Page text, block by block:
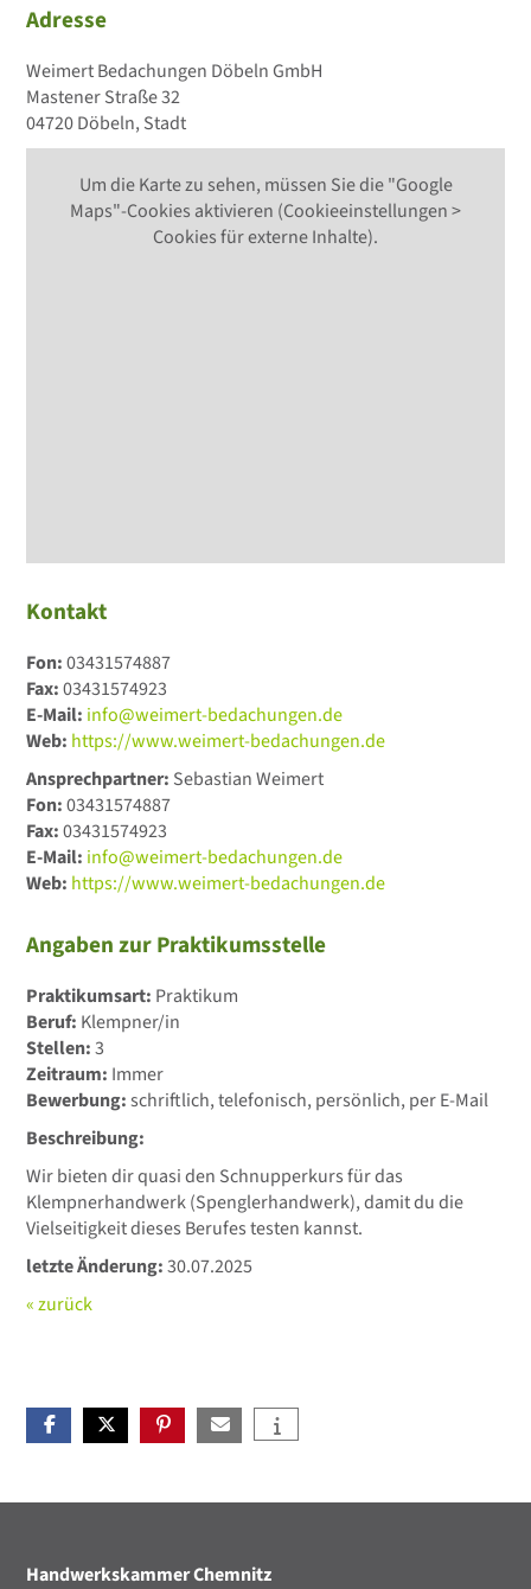
Adresse
Weimert Bedachungen Döbeln GmbH
Mastener Straße 32
04720 Döbeln, Stadt
Um die Karte zu sehen, müssen Sie die "Google
Maps"-Cookies aktivieren (Cookieeinstellungen >
Cookies für externe Inhalte).
Kontakt
Fon:03431574887
Fax:03431574923
E-Mail: info@weimert-bedachungen.de
Web: https://www.weimert-bedachungen.de
Ansprechpartner: Sebastian Weimert
Fon:03431574887
Fax:03431574923
E-Mail: info@weimert-bedachungen.de
Web: https://www.weimert-bedachungen.de
Angaben zur Praktikumsstelle
Praktikumsart: Praktikum
Beruf: Klempner/in
Stellen:3
Zeitraum: Immer
Bewerbung:schriftlich, telefonisch, persönlich, per E-Mail
Beschreibung:
Wir bieten dir quasi den Schnupperkurs für das
Klempnerhandwerk (Spenglerhandwerk), damit du die
Vielseitigkeit dieses Berufes testen kannst.
letzte Änderung:30.07.2025
« zurück
Handwerkskammer Chemnitz